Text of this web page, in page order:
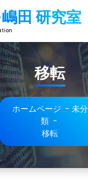
田 研究室
移転
ホームページ - 未分
類-
移転